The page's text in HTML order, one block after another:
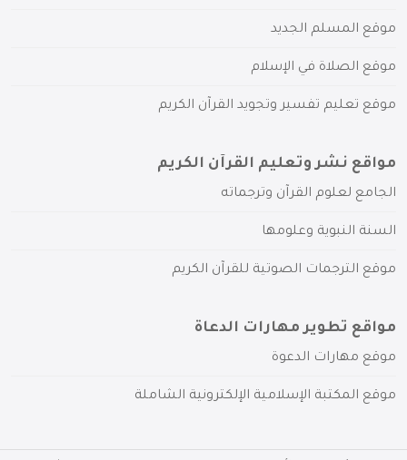
موقع المسلم الجديد
موقع الصلاة في الإسلام
موقع تعليم تفسير وتجويد القرآن الكريم
مواقع نشر وتعليم القرآن الكريم
الجامع لعلوم القرآن وترجماته
السنة النبوية وعلومها
موقع الترجمات الصوتية للقرآن الكريم
مواقع تطوير مهارات الدعاة
موقع مهارات الدعوة
موقع المكتبة الإسلامية الإلكترونية الشاملة